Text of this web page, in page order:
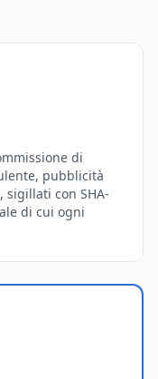
di
pubblicità
sigillati con SHA-
di cui ogni